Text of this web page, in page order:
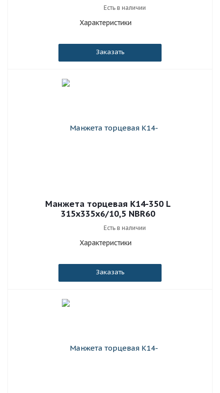
Есть в наличии
Характеристики
Заказать
Манжета торцевая К14-350 L
315x335x6/10,5 NBR60
Есть в наличии
Характеристики
Заказать